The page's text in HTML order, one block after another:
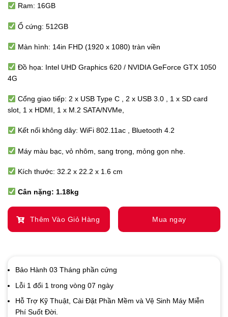
Ram: 16GB
Ổ cứng: 512GB
Màn hình: 14in FHD (1920 x 1080) tràn viền
Đồ họa: Intel UHD Graphics 620 / NVIDIA GeForce GTX 1050
4G
Cổng giao tiếp: 2 x USB Type C , 2 x USB 3.0 , 1 x SD card
slot, 1 x HDMI, 1 x M.2 SATA/NVMe,
Kết nối không dây: WiFi 802.11ac , Bluetooth 4.2
Máy màu bạc, vỏ nhôm, sang trọng, mỏng gọn nhẹ.
Kích thước: 32.2 x 22.2 x 1.6 cm
Cân nặng: 1.18kg
Thêm Vào Giỏ Hàng Mua ngay
Bảo Hành 03 Tháng phần cứng
Lỗi 1 đổi 1 trong vòng 07 ngày
Hỗ Trợ Kỹ Thuật, Cài Đặt Phần Mềm và Vệ Sinh Máy Miễn
Phí Suốt Đời.